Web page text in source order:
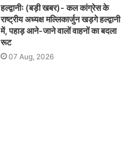
हल्द्वानीः (बड़ी खबर)- कल कांग्रेस के
राष्ट्रीय अध्यक्ष मल्लिकार्जुन खड़गे हल्द्वानी
में, पहाड़ आने-जाने वालों वाहनों का बदला
रूट
07 Aug, 2026